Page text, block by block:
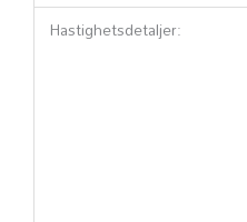
Hastighetsdetaljer: